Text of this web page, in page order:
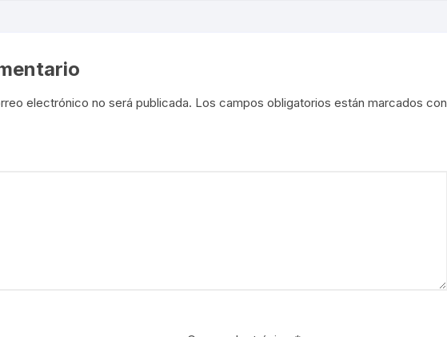
electrónico no será publicada. Los campos obligatorios están marcados con